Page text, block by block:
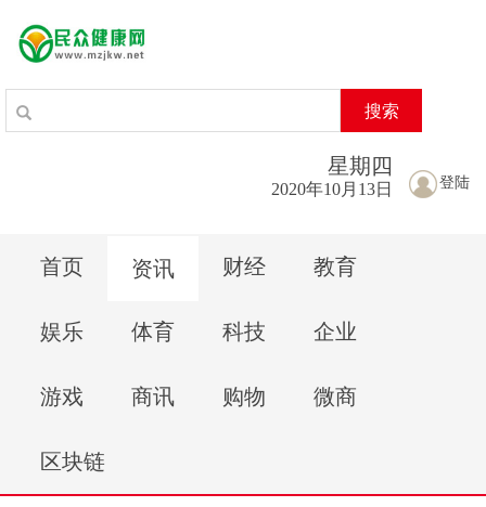
搜索
登陆
星期 四
2020年10月13日
首页 资讯 财经 教育
娱乐 体育 科技 企业
游戏 商讯 购物 微商
区块链